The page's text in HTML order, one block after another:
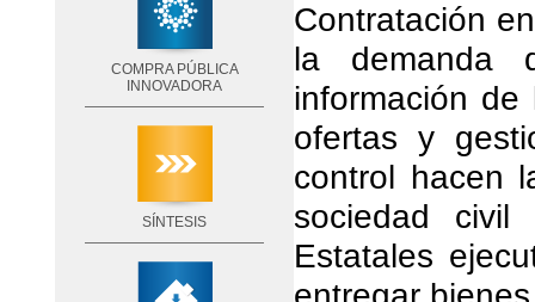
COMPRA PÚBLICA
INNOVADORA
SÍNTESIS
Contratación
la demanda
información de
ofertas y
control hacen
sociedad
Estatales